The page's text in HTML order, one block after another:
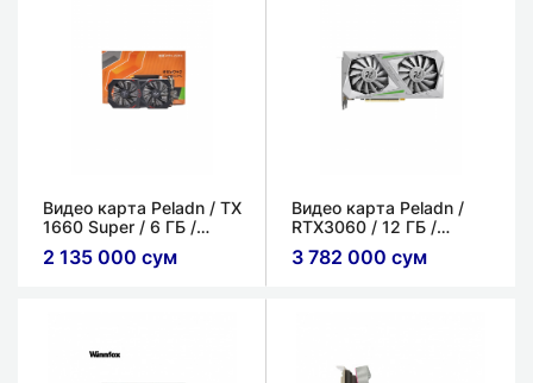
Видео карта Peladn / TX
1660 Super​ / 6 ГБ /
GDDR6 / 192 bit
2 135 000 сум
Видео карта Peladn​ /
RTX3060 / 12 ГБ /
GDDR6 / 192 bit
3 782 000 сум